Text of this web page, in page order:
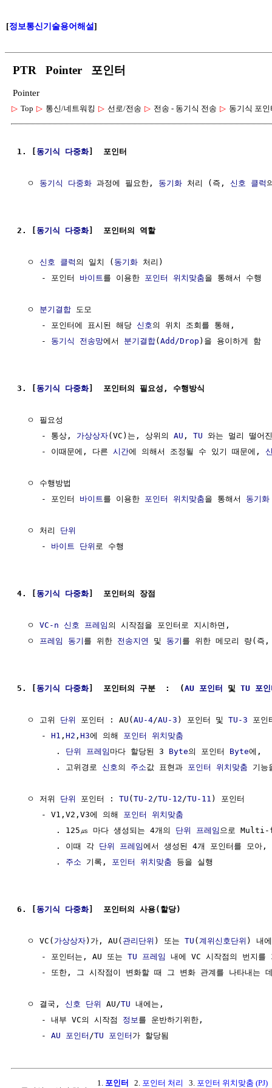
[정보통신기술용어해설]
PTR Pointer 포인터
Pointer
▷ Top ▷ 통신/네트워킹 ▷ 선로/전송 ▷ 전송 - 동기식 전송 ▷ 동기식 포
1. [ 동기식 다중화]  포인터
  ㅇ
동기식 다중화 과정에 필요한, 동기화 처리 (즉, 신호 클럭
2. [ 동기식 다중화]  포인터의 역할
  ㅇ
신호 클럭 의 일치 ( 동기화 처리)
     - 포인터
바이트 를 이용한 포인터 위치맞춤을 통해서 수행
  ㅇ
분기결합 도모
     - 포인터에 표시된 해당
신호의 위치 조회를 통해,
     -
동기식 전송망에서 분기결합(Add/Drop )을 용이하게 함
3. [ 동기식 다중화]  포인터의 필요성, 수행방식
  ㅇ 필요성
     - 통상,
가상상자(VC)는, 상위의 AU , TU 와는 멀리 떨어
     - 이때문에, 다른
시간에 의해서 조정될 수 있기 때문에,
  ㅇ 수행방법
     - 포인터
바이트 를 이용한 포인터 위치맞춤을 통해서 동기화
  ㅇ 처리
단위
     -
바이트 단위 로 수행
4. [ 동기식 다중화]  포인터의 장점
  ㅇ
VC-n 신호 프레임 의 시작점을 포인터로 지시하면,
  ㅇ
프레임 동기 를 위한 전송지연 및 동기 를 위한 메모리 량(
5. [ 동기식 다중화]  포인터의 구분  :  (AU 포인터 및 TU 포인
  ㅇ 고위
단위 포인터 : AU(AU-4/AU-3 ) 포인터 및 TU-3 포
     -
H1 , H2 , H3에 의해 포인터 위치맞춤
        .
단위 프레임 마다 할당된 3 Byte의 포인터 Byte에,
        . 고위경로
신호의 주소값 표현과 포인터 위치맞춤 기능
  ㅇ 저위
단위 포인터 : TU (TU-2 /TU-12 /TU-11 ) 포인터
     - V1,V2,V3에 의해
포인터 위치맞춤
        . 125㎲ 마다 생성되는 4개의
단위 프레임 으로 Multi-
        . 이때 각
단위 프레임에서 생성된 4개 포인터를 모아,
        .
주소 기록, 포인터 위치맞춤 등을 실행
6. [ 동기식 다중화]  포인터의 사용(할당)
  ㅇ VC(
가상상자)가, AU( 관리단위 ) 또는 TU ( 계위신호단위 ) 내
     - 포인터는, AU 또는
TU 프레임
내에 VC 시작점의 번지를
- 또한, 그 시작점이 변화할 때 그 변화 관계를 나타내는
  ㅇ 결국,
신호 단위 AU/TU 내에는,
     - 내부 VC의 시작점
정보 를 운반하기위한,
     -
AU 포인터 /TU 포인터
1. 포인터 2. 포인터 처리 3. 포인터 위치맞춤 (PJ)